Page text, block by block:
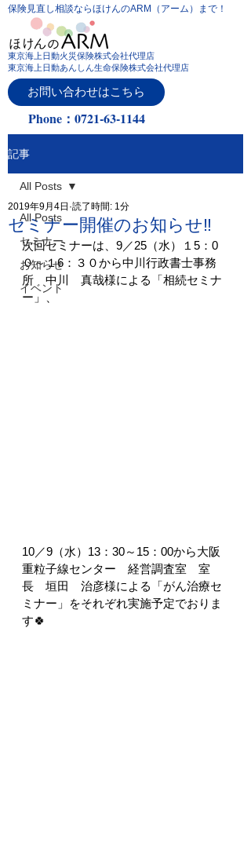
保険見直し相談ならほけんのARM（アーム）まで！
東京海上日動火災保険株式会社代理店
東京海上日動あんしん生命保険株式会社代理店
お問い合わせはこちら
Phone：0721-63-1144
記事
All Posts
セミナー
お知らせ
イベント
All Posts
セミナー開催のお知らせ‼
2019年9月4日 読了時間: 1分
次回セミナーは、9／25（水）１5：0
０～１6：３０から中川行政書士事務
所　中川　真哉様による「相続セミナ
ー」、
10／9（水）13：30～15：00から大阪
重粒子線センター　経営調査室　室
長　垣田　治彦様による「がん治療セ
ミナー」をそれぞれ実施予定でおりま
す🍀